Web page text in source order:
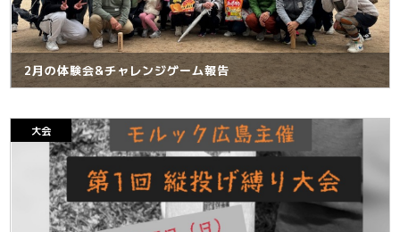
2月の体験会&チャレンジゲーム報告
大会